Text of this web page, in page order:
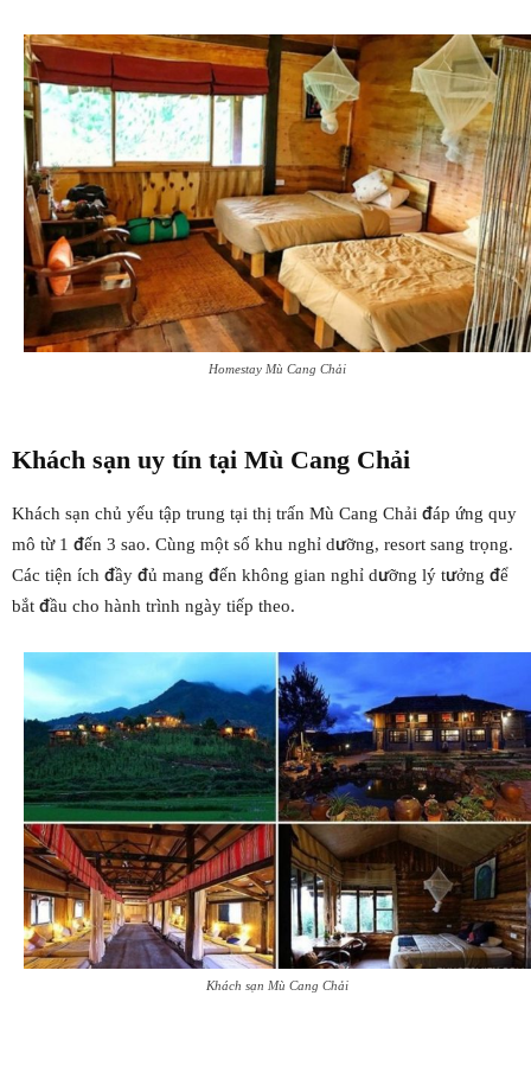
Homestay Mù Cang Chải
Khách sạn uy tín tại Mù Cang Chải
Khách sạn chủ yếu tập trung tại thị trấn Mù Cang Chải đáp ứng quy
mô từ 1 đến 3 sao. Cùng một số khu nghỉ dưỡng, resort sang trọng.
Các tiện ích đầy đủ mang đến không gian nghỉ dưỡng lý tưởng để
bắt đầu cho hành trình ngày tiếp theo.
Khách sạn Mù Cang Chải